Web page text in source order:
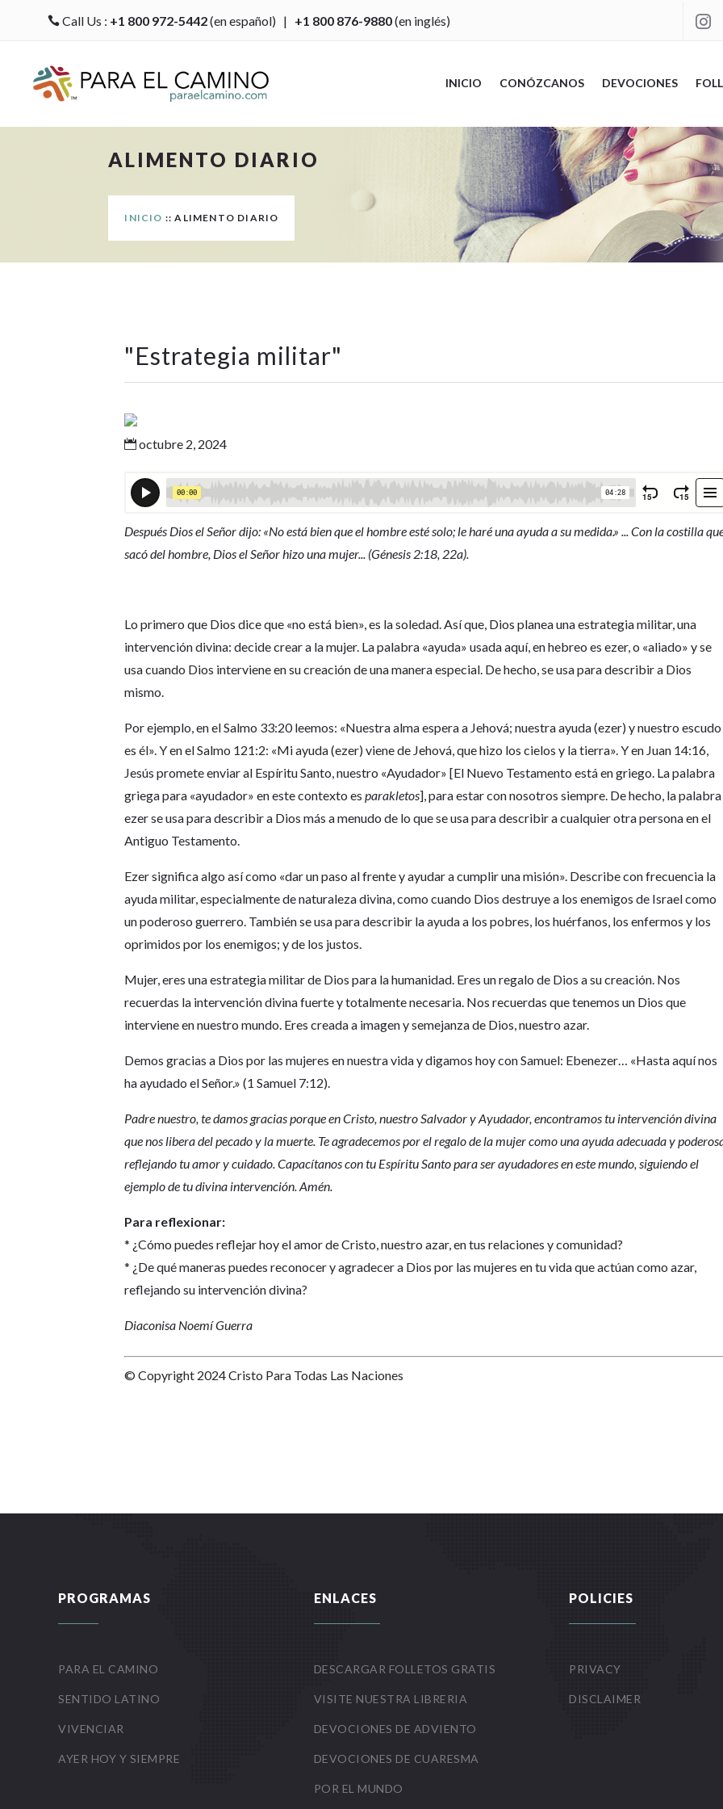
Call Us : +1 800 972-5442(en español) | +1 800 876-9880(en inglés) 
INICIO CONÓZCANOS DEVOCIONES
ALIMENTO DIARIO
INICIO :: ALIMENTO DIARIO
"Estrategia militar"
 octubre 2, 2024
Después Dios el Señor dijo: «No está bien que el hombre esté solo; le haré una ayuda a su medida.» ... Con la costilla
sacó del hombre, Dios el Señor hizo una mujer... (Génesis 2:18, 22a).
Lo primero que Dios dice que «no está bien», es la soledad. Así que, Dios planea una estrategia militar, una
intervención divina: decide crear a la mujer. La palabra «ayuda» usada aquí, en hebreo es ezer, o «aliado» y se
usa cuando Dios interviene en su creación de una manera especial. De hecho, se usa para describir a Dios
mismo.
Por ejemplo, en el Salmo 33:20 leemos: «Nuestra alma espera a Jehová; nuestra ayuda (ezer) y nuestro escudo
es él». Y en el Salmo 121:2: «Mi ayuda (ezer) viene de Jehová, que hizo los cielos y la tierra». Y en Juan 14:16,
Jesús promete enviar al Espíritu Santo, nuestro «Ayudador» [El Nuevo Testamento está en griego. La palabra
griega para «ayudador» en este contexto esparakletos], para estar con nosotros siempre. De hecho, la palabra
ezer se usa para describir a Dios más a menudo de lo que se usa para describir a cualquier otra persona en el
Antiguo Testamento.
Ezer significa algo así como «dar un paso al frente y ayudar a cumplir una misión». Describe con frecuencia la
ayuda militar, especialmente de naturaleza divina, como cuando Dios destruye a los enemigos de Israel como
un poderoso guerrero. También se usa para describir la ayuda a los pobres, los huérfanos, los enfermos y los
oprimidos por los enemigos; y de los justos.
Mujer, eres una estrategia militar de Dios para la humanidad. Eres un regalo de Dios a su creación. Nos
recuerdas la intervención divina fuerte y totalmente necesaria. Nos recuerdas que tenemos un Dios que
interviene en nuestro mundo. Eres creada a imagen y semejanza de Dios, nuestro azar.
Demos gracias a Dios por las mujeres en nuestra vida y digamos hoy con Samuel: Ebenezer… «Hasta aquí nos
ha ayudado el Señor.» (1 Samuel 7:12).
Padre nuestro, te damos gracias porque en Cristo, nuestro Salvador y Ayudador, encontramos tu intervención divina
que nos libera del pecado y la muerte. Te agradecemos por el regalo de la mujer como una ayuda adecuada y
reflejando tu amor y cuidado. Capacítanos con tu Espíritu Santo para ser ayudadores en este mundo, siguiendo el
ejemplo de tu divina intervención. Amén.
Para reflexionar:
* ¿Cómo puedes reflejar hoy el amor de Cristo, nuestro azar, en tus relaciones y comunidad?
* ¿De qué maneras puedes reconocer y agradecer a Dios por las mujeres en tu vida que actúan como azar,
reflejando su intervención divina?
Diaconisa Noemí Guerra
© Copyright 2024 Cristo Para Todas Las Naciones
PROGRAMAS
PARA EL CAMINO
SENTIDO LATINO
VIVENCIAR
AYER HOY Y SIEMPRE
ENLACES
DESCARGAR FOLLETOS GRATIS
VISITE NUESTRA LIBRERIA
DEVOCIONES DE ADVIENTO
DEVOCIONES DE CUARESMA
POR EL MUNDO
POLICIES
PRIVACY
DISCLAIMER